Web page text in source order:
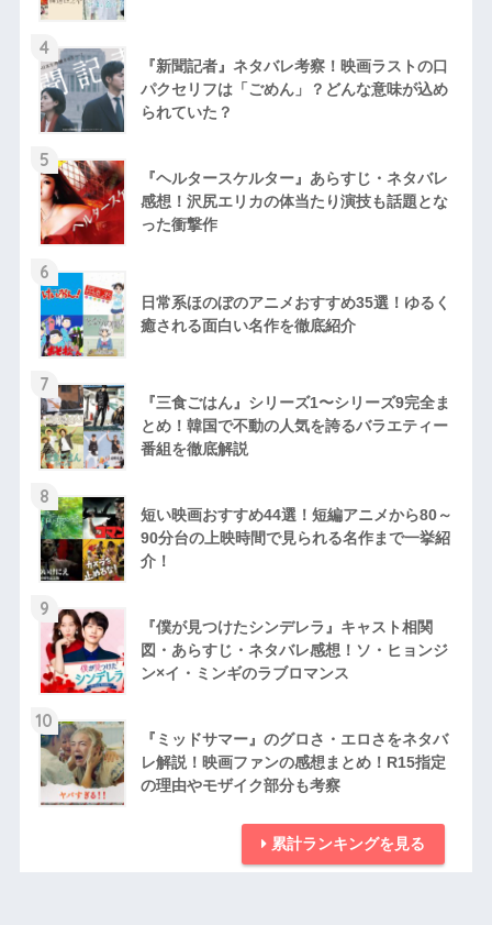
4
『新聞記者』ネタバレ考察！映画ラストの口
パクセリフは「ごめん」？どんな意味が込め
られていた？
5
『ヘルタースケルター』あらすじ・ネタバレ
感想！沢尻エリカの体当たり演技も話題とな
った衝撃作
6
日常系ほのぼのアニメおすすめ35選！ゆるく
癒される面白い名作を徹底紹介
7
『三食ごはん』シリーズ1〜シリーズ9完全ま
とめ！韓国で不動の人気を誇るバラエティー
番組を徹底解説
8
短い映画おすすめ44選！短編アニメから80～
90分台の上映時間で見られる名作まで一挙紹
介！
9
『僕が見つけたシンデレラ』キャスト相関
図・あらすじ・ネタバレ感想！ソ・ヒョンジ
ン×イ・ミンギのラブロマンス
10
『ミッドサマー』のグロさ・エロさをネタバ
レ解説！映画ファンの感想まとめ！R15指定
の理由やモザイク部分も考察
累計ランキングを見る